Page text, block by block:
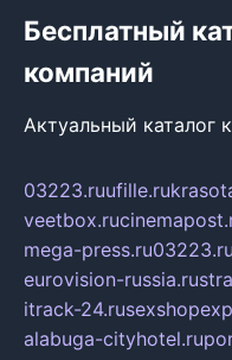
Бесплатный
компаний
Актуальный каталог
03223.ruufille.ru
veetbox.ru
mega-press.ru03223.ru
eurovision-russia.ru
itrack-24.ru
alabuga-cityhotel.ru